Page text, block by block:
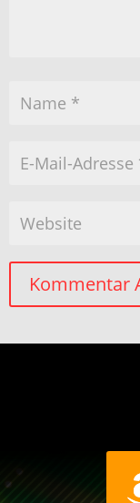
Kommentar